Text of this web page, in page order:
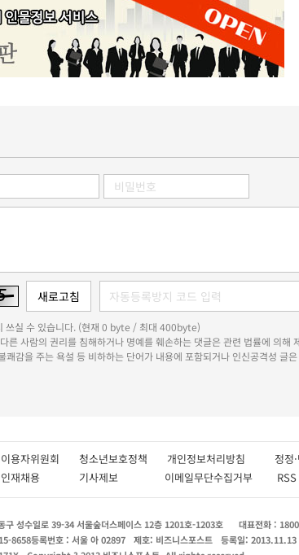
쓰실 수 있습니다. (현재 0 byte / 최대 400byte)
른 사람의 권리를 침해하거나 명예를 훼손하는 댓글은 관련 법률에 의해
쾌감을 주는 욕설 등 비하하는 단어가 내용에 포함되거나 인신공격성 글
이용자위원회 청소년보호정책 개인정보처리방침 정정
인재채용 기사제보 이메일무단수집거부 RSS
구 성수일로 39-34 서울숲더스페이스 12층 1201호-1203호 대표전화 :
8658등록번호 : 서울 아 02897 제호: 비즈니스포스트 등록일: 2013.11.13